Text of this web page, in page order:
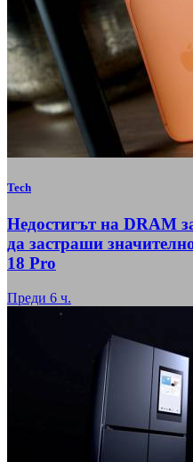
Tech
Недостигът на DRAM
да застраши
18 Pro
Преди 6 ч.